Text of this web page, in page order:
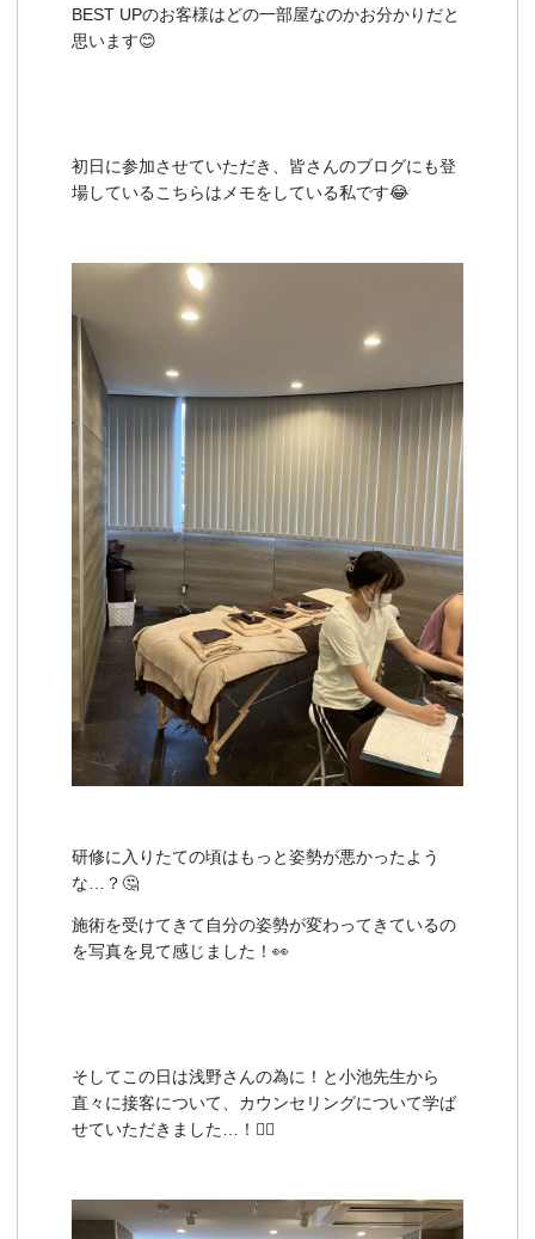
BEST UPのお客様はどの一部屋なのかお分かりだと
思います😊
初日に参加させていただき、皆さんのブログにも登
場しているこちらはメモをしている私です😂
研修に入りたての頃はもっと姿勢が悪かったよう
な…？🤔
施術を受けてきて自分の姿勢が変わってきているの
を写真を見て感じました！👀
そしてこの日は浅野さんの為に！と小池先生から
直々に接客について、カウンセリングについて学ば
せていただきました…！🙇‍♀️